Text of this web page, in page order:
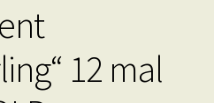
12 mal